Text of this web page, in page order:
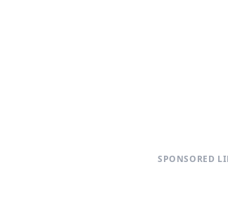
SPONSORED